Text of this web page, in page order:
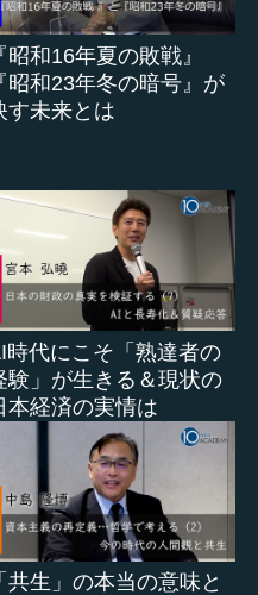
立たないかということは
恵瓊による輝元の意志を
的に家康とは戦わないで
らくですが、石田三成を...
昭和16年夏の敗戦』
昭和23年冬の暗号』が
す未来とは
時代にこそ「熟達者の
験」が生きる＆現状の
本経済の実情は
共生」の本当の意味と